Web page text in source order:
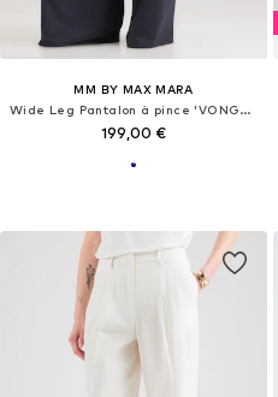
MM BY MAX MARA
Wide Leg Pantalon à pince 'VONGOLA'
199,00 €